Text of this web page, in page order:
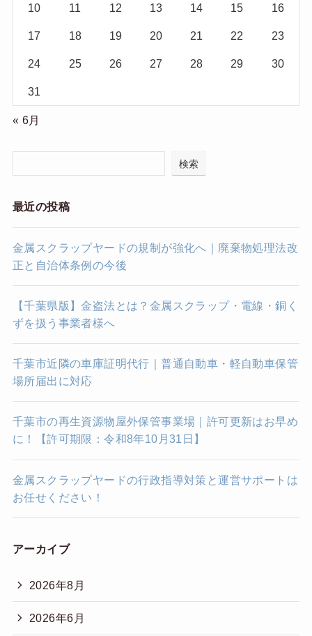
10 11 12 13 14 15 16
17 18 19 20 21 22 23
24 25 26 27 28 29 30
31
« 6月
検索
最近の投稿
金属スクラップヤードの規制が強化へ｜廃棄物処理法改
正と自治体条例の今後
【千葉県版】金盗法とは？金属スクラップ・電線・銅く
ずを扱う事業者様へ
千葉市近隣の車庫証明代行｜普通自動車・軽自動車保管
場所届出に対応
千葉市の再生資源物屋外保管事業場｜許可更新はお早め
に！【許可期限：令和8年10月31日】
金属スクラップヤードの行政指導対策と運営サポートは
お任せください！
アーカイブ
2026年8月
2026年6月